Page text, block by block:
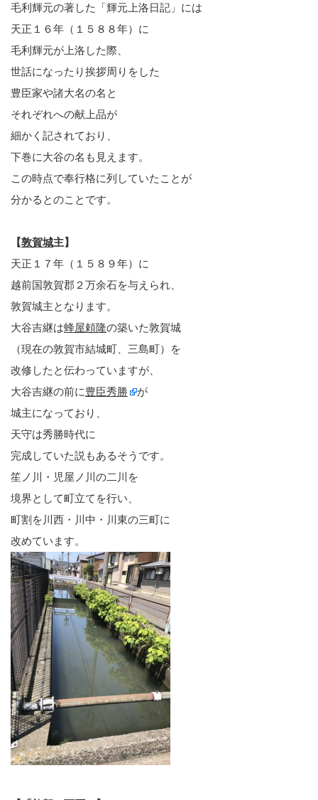
毛利輝元の著した「輝元上洛日記」には
天正１６年（１５８８年）に
毛利輝元が上洛した際、
世話になったり挨拶周りをした
豊臣家や諸大名の名と
それぞれへの献上品が
細かく記されており、
下巻に大谷の名も見えます。
この時点で奉行格に列していたことが
分かるとのことです。
【敦賀城主】
天正１７年（１５８９年）に
越前国敦賀郡２万余石を与えられ、
敦賀城主となります。
大谷吉継は蜂屋頼隆の築いた敦賀城
（現在の敦賀市結城町、三島町）を
改修したと伝わっていますが、
大谷吉継の前に豊臣秀勝
が
城主になっており、
天守は秀勝時代に
完成していた説もあるそうです。
笙ノ川・児屋ノ川の二川を
境界として町立てを行い、
町割を川西・川中・川東の三町に
改めています。